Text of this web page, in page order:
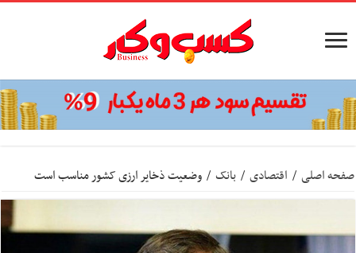
صفحه اصلی / اقتصادی / بانک / وضعیت ذخایر ارزی کشور مناسب است